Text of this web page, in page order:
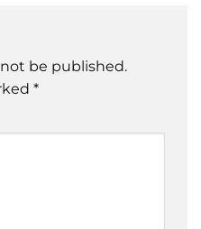
be published.
*